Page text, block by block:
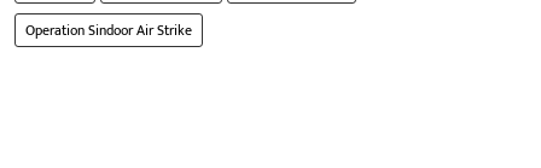
Operation Sindoor Air Strike